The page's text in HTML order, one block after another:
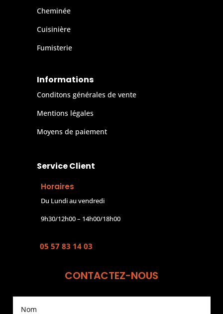
Cheminée
Cuisinière
Fumisterie
Informations
Conditons générales de vente
Mentions légales
Moyens de paiement
Service Client
Horaires
Du Lundi au vendredi
9h30/12h00 – 14h00/18h00
05 57 83 14 03
CONTACTEZ-NOUS